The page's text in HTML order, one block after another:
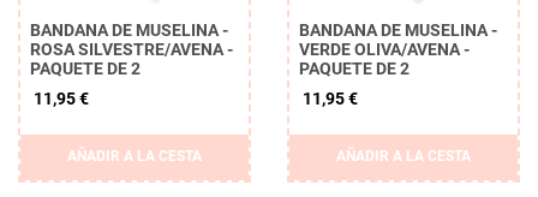
BANDANA DE MUSELINA -
ROSA SILVESTRE/AVENA -
PAQUETE DE 2
11,95 €
AÑADIR A LA CESTA
BANDANA DE MUSELINA -
VERDE OLIVA/AVENA -
PAQUETE DE 2
11,95 €
AÑADIR A LA CESTA